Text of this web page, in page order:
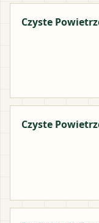
Czyste
Czyste